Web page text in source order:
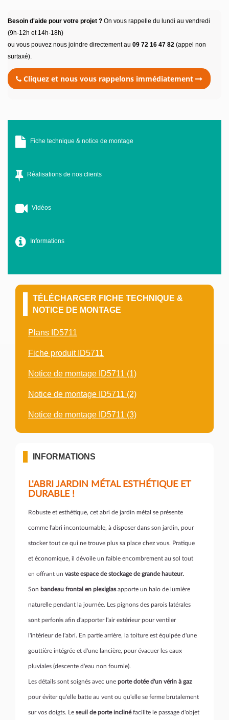
Besoin d'aide pour votre projet ? On vous rappelle du lundi au vendredi
(9h-12h et 14h-18h)
ou vous pouvez nous joindre directement au 09 72 16 47 82 (appel non
surtaxé).
Cliquez et nous vous rappelons immédiatement
Fiche technique & notice de montage
Réalisations de nos clients
Vidéos
Informations
TÉLÉCHARGER FICHE TECHNIQUE &
NOTICE DE MONTAGE
Plans ID5711
Fiche produit ID5711
Notice de montage ID5711 (1)
Notice de montage ID5711 (2)
Notice de montage ID5711 (3)
INFORMATIONS
L'ABRI JARDIN MÉTAL ESTHÉTIQUE ET
DURABLE !
Robuste et esthétique, cet abri de jardin métal se présente
comme l'abri incontournable, à disposer dans son jardin, pour
stocker tout ce qui ne trouve plus sa place chez vous. Pratique
et économique, il dévoile un faible encombrement au sol tout
en offrant un vaste espace de stockage de grande hauteur.
Son bandeau frontal en plexiglasapporte un halo de lumière
naturelle pendant la journée. Les pignons des parois latérales
sont perforés afin d'apporter l'air extérieur pour ventiler
l'intérieur de l'abri. En partie arrière, la toiture est équipée d'une
gouttière intégrée et d'une lancière, pour évacuer les eaux
pluviales (descente d'eau non fournie).
Les détails sont soignés avec une porte dotée d'un vérin à gaz
pour éviter qu'elle batte au vent ou qu'elle se ferme brutalement
sur vos doigts. Le seuil de porte inclinéfacilite le passage d'objet